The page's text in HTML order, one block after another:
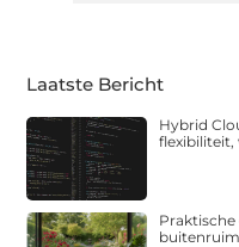
Laatste Bericht
Hybrid
flexibiliteit,